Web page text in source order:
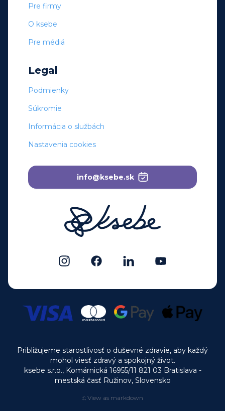
Pre firmy
O ksebe
Pre médiá
Legal
Podmienky
Súkromie
Informácia o službách
Nastavenia cookies
info@ksebe.sk
Približujeme starostlivosť o duševné zdravie, aby každý
mohol viesť zdravý a spokojný život.
ksebe s.r.o., Komárnická 16955/11 821 03 Bratislava -
mestská časť Ružinov, Slovensko
⎌ View as markdown